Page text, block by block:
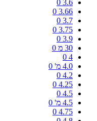
3.6
0
3.66
0
3.7
0
3.75
0
3.9
0
30 מ
0
4
0
4.0 מ'
0
4.2
0
4.25
0
4.5
0
4.5 מ'
0
4.75
0